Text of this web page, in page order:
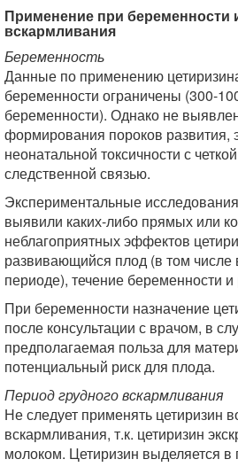
Применение при беременности
вскармливания
Беременность
Данные по применению
беременности ограничены (300-
беременности). Однако не
формирования пороков развития,
неонатальной токсичности с
следственной связью.
Экспериментальные
выявили каких-либо прямых или
неблагоприятных эффектов
развивающийся плод (в том числе
периоде), течение беременности и
При беременности назначение
после консультации с врачом, в
предполагаемая польза для
потенциальный риск для плода.
Период грудного вскармливания
Не следует применять цетиризин
вскармливания, т.к. цетиризин
молоком. Цетиризин выделяется в